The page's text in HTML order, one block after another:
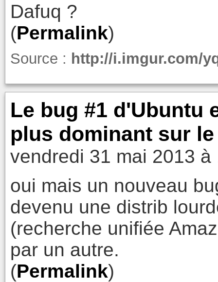
Dafuq ?
(Permalink)
Source : http://i.imgur.com/
Le bug #1 d'Ubuntu
plus dominant sur
vendredi 31 mai 2013 à
oui mais un nouveau
devenu une distrib
(recherche unifiée
par un autre.
(Permalink)